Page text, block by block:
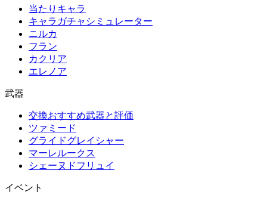
当たりキャラ
キャラガチャシミュレーター
ニルカ
フラン
カクリア
エレノア
武器
交換おすすめ武器と評価
ツァミード
グライドグレイシャー
マーレルークス
シェーヌドフリュイ
イベント